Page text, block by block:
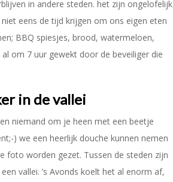
in andere steden. het zijn ongelofelijk
eens de tijd krijgen om ons eigen eten
BBQ spiesjes, brood, watermeloen,
om 7 uur gewekt door de beveiliger die
in de vallei
niemand om je heen met een beetje
) we een heerlijk douche kunnen nemen
foto worden gezet. Tussen de steden zijn
vallei. ’s Avonds koelt het al enorm af,